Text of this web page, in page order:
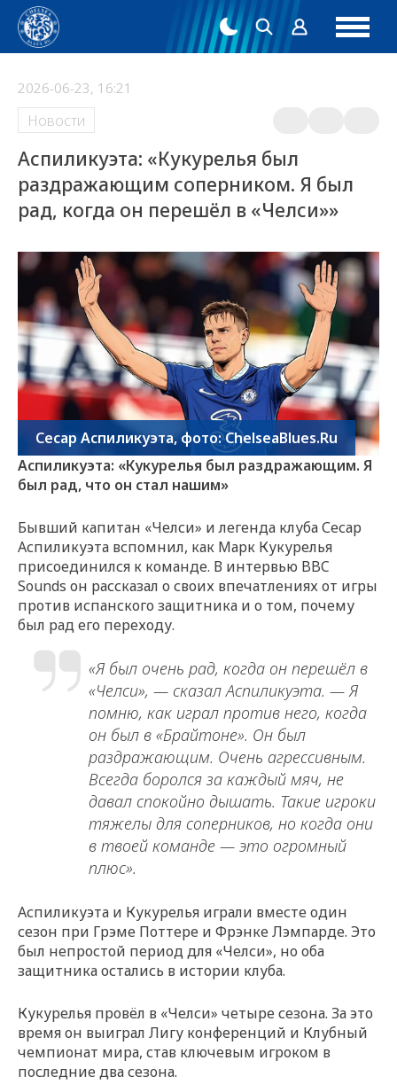
2026-06-23, 16:21
Новости
Аспиликуэта: «Кукурелья был
раздражающим соперником. Я был
рад, когда он перешёл в «Челси»»
Сесар Аспиликуэта, фото: ChelseaBlues.Ru
Аспиликуэта: «Кукурелья был раздражающим. Я
был рад, что он стал нашим»
Бывший капитан «Челси» и легенда клуба Сесар
Аспиликуэта вспомнил, как Марк Кукурелья
присоединился к команде. В интервью BBC
Sounds он рассказал о своих впечатлениях от игры
против испанского защитника и о том, почему
был рад его переходу.
«Я был очень рад, когда он перешёл в
«Челси», — сказал Аспиликуэта. — Я
помню, как играл против него, когда
он был в «Брайтоне». Он был
раздражающим. Очень агрессивным.
Всегда боролся за каждый мяч, не
давал спокойно дышать. Такие игроки
тяжелы для соперников, но когда они
в твоей команде — это огромный
плюс».
Аспиликуэта и Кукурелья играли вместе один
сезон при Грэме Поттере и Фрэнке Лэмпарде. Это
был непростой период для «Челси», но оба
защитника остались в истории клуба.
Кукурелья провёл в «Челси» четыре сезона. За это
время он выиграл Лигу конференций и Клубный
чемпионат мира, став ключевым игроком в
последние два сезона.